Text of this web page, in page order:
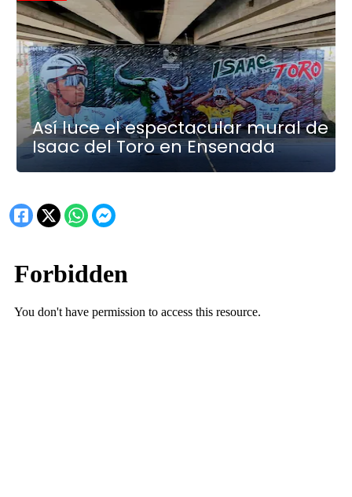
Así luce el espectacular mural de
Isaac del Toro en Ensenada